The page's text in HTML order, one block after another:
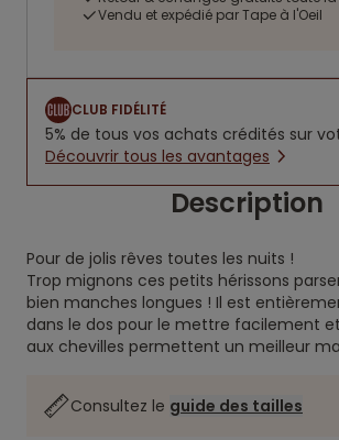
Vendu et expédié par Tape à l'Oeil
CLUB FIDÉLITÉ
5% de tous vos achats crédités sur
Découvrir tous les avantages
Description
Pour de jolis rêves toutes les nuits !
Trop mignons ces petits hérissons
bien manches longues ! Il est
dans le dos pour le mettre facilement
aux chevilles permettent un meilleur
Consultez le guide des tailles